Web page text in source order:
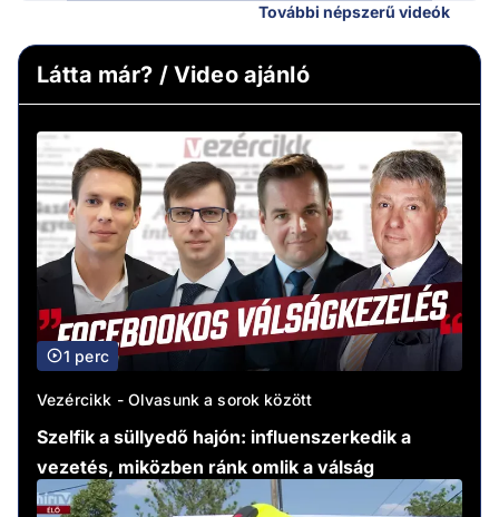
További népszerű videók
Látta már? / Video ajánló
1 perc
Vezércikk - Olvasunk a sorok között
Szelfik a süllyedő hajón: influenszerkedik a
vezetés, miközben ránk omlik a válság